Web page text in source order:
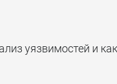
уязвимостей и